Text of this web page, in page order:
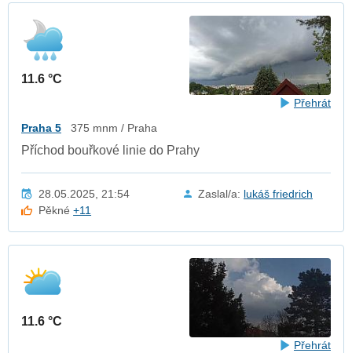
11.6 °C
Přehrát
Praha 5 375 mnm / Praha
Příchod bouřkové linie do Prahy
28.05.2025, 21:54 Zaslal/a: lukáš friedrich
Pěkné+11
11.6 °C
Přehrát